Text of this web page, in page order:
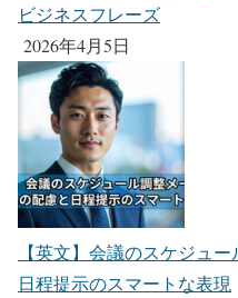
ビジネスフレーズ
2026年4月5日
【英文】会議のスケジュ
日程提示のスマートな表現